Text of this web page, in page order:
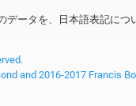
ータを、日本語表記に
and 2016-2017 Francis